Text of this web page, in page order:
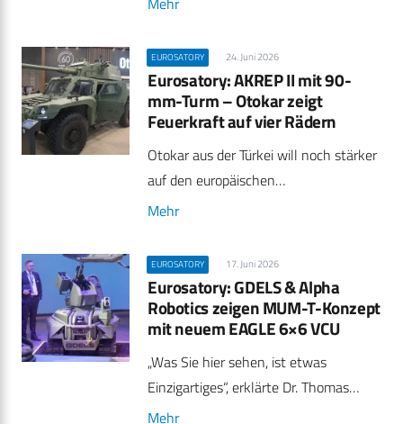
EUROSATORY 24. Juni 2026
Eurosatory: AKREP II mit 90-
mm-Turm – Otokar zeigt
Feuerkraft auf vier Rädern
Otokar aus der Türkei will noch stärker
auf den europäischen…
Mehr
EUROSATORY 17. Juni 2026
Eurosatory: GDELS & Alpha
Robotics zeigen MUM-T-Konzept
mit neuem EAGLE 6×6 VCU
„Was Sie hier sehen, ist etwas
Einzigartiges“, erklärte Dr. Thomas…
Mehr